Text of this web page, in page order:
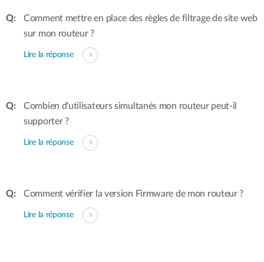
Comment mettre en place des règles de filtrage de site web
sur mon routeur ?
Lire la réponse
Combien d'utilisateurs simultanés mon routeur peut-il
supporter ?
Lire la réponse
Comment vérifier la version Firmware de mon routeur ?
Lire la réponse